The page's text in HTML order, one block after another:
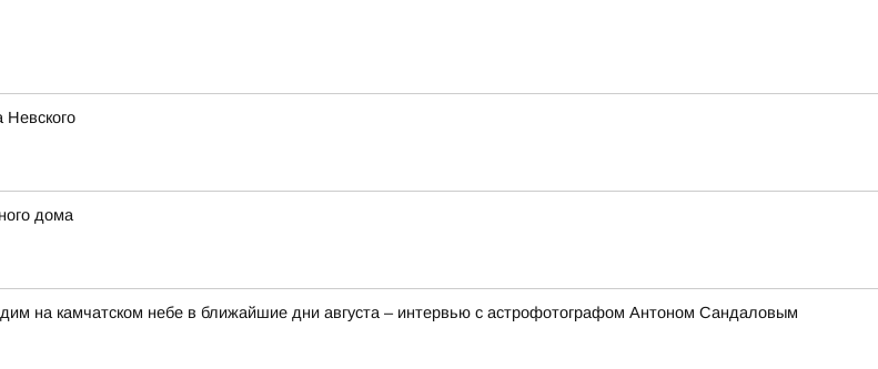
дома
на камчатском небе в ближайшие дни августа – интервью с астрофотографом Антоном Сандаловым